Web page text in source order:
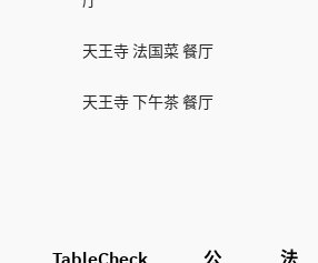
天王寺 法国菜 餐厅
天王寺 下午茶 餐厅
TableCheck
公
法